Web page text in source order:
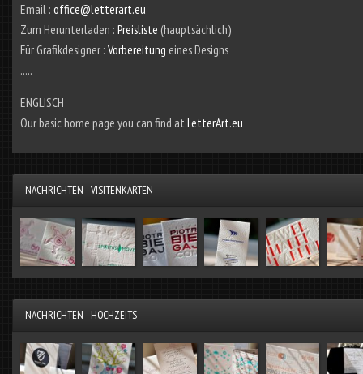
Email : office@letterart.eu
Zum Herunterladen : Preisliste (hauptsächlich)
Für Grafikdesigner : Vorbereitung eines Designs
.....
ENGLISCH
Our basic home page you can find at LetterArt.eu
NACHRICHTEN - VISITENKARTEN
NACHRICHTEN - HOCHZEITS